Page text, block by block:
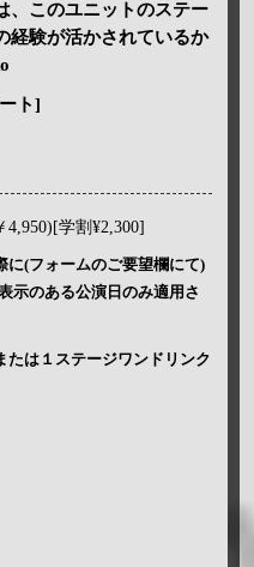
、このユニットのステー
経験が活かされているか
ト]
4,950)[学割¥2,300]
(フォームのご要望欄にて)
示のある公演日のみ適用さ
は１ステージワンドリンク